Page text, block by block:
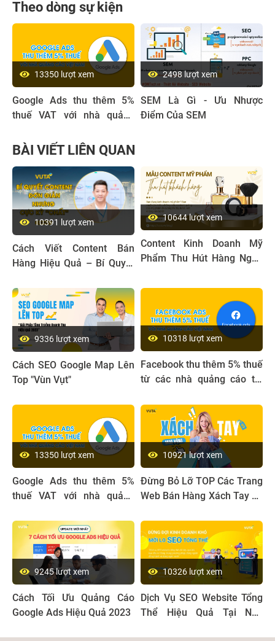
Theo dòng sự kiện
13350 lượt xem
Google Ads thu thêm 5%
thuế VAT với nhà quảng
2498 lượt xem
SEM Là Gì - Ưu Nhược
Điểm Của SEM
BÀI VIẾT LIÊN QUAN
10391 lượt xem
Cách Viết Content Bán
Hàng Hiệu Quả – Bí Quyết
“Chất”
10644 lượt xem
Content Kinh Doanh Mỹ
Phẩm Thu Hút Hàng Ngàn
9336 lượt xem
Cách SEO Google Map Lên
Top "Vùn Vụt"
10318 lượt xem
Facebook thu thêm 5% thuế
từ các nhà quảng cáo tại
13350 lượt xem
Google Ads thu thêm 5%
thuế VAT với nhà quảng
10921 lượt xem
Đừng Bỏ Lỡ TOP Các Trang
Web Bán Hàng Xách Tay Uy
Trường
9245 lượt xem
Cách Tối Ưu Quảng Cáo
Google Ads Hiệu Quả 2023
10326 lượt xem
Dịch Vụ SEO Website Tổng
Thể Hiệu Quả Tại Nha